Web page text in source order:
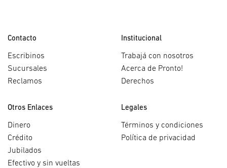
Contacto
Escribinos
Sucursales
Reclamos
Institucional
Trabajá con nosotros
Acerca de Pronto!
Derechos
Otros Enlaces
Dinero
Crédito
Jubilados
Efectivo y sin vueltas
Legales
Términos y condiciones
Política de privacidad